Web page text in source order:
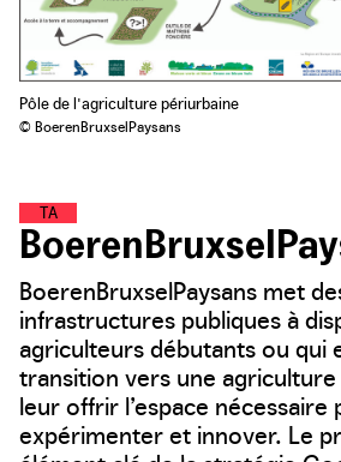
Pôle de l'agriculture périurbaine
© BoerenBruxselPaysans
TE
R
R
E
S
ALIM
ENTAIRES
BoerenBruxselPaysans met
infrastructures publiques à
agriculteurs débutants ou qui
transition vers une
leur offrir l’espace nécessaire
expérimenter et innover. Le